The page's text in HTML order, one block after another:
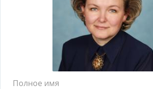
Полное имя